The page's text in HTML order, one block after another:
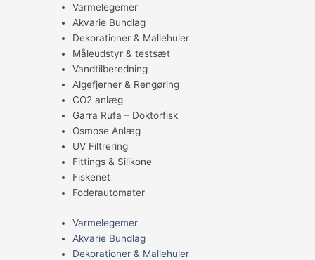
Varmelegemer
Akvarie Bundlag
Dekorationer & Mallehuler
Måleudstyr & testsæt
Vandtilberedning
Algefjerner & Rengøring
CO2 anlæg
Garra Rufa – Doktorfisk
Osmose Anlæg
UV Filtrering
Fittings & Silikone
Fiskenet
Foderautomater
Varmelegemer
Akvarie Bundlag
Dekorationer & Mallehuler